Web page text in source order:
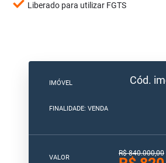
Liberado para utilizar FGTS
IMÓVEL Cód.
FINALIDADE: VENDA
VALOR R$ 840.000,00